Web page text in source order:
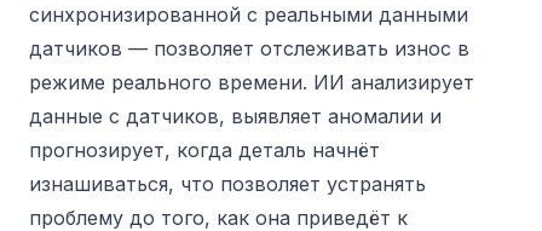
синхронизированной с реальными данными
датчиков — позволяет отслеживать износ в
режиме реального времени. ИИ анализирует
данные с датчиков, выявляет аномалии и
прогнозирует, когда деталь начнёт
изнашиваться, что позволяет устранять
проблему до того, как она приведёт к